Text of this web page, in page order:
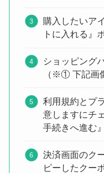
購入したいア
トに入れる』
ショッピング
（※① 下記画
利用規約とプ
意しますにチ
手続きへ進む
決済画面のク
ピーしたクー